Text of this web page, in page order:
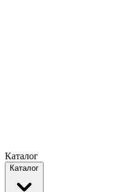
Каталог
Каталог